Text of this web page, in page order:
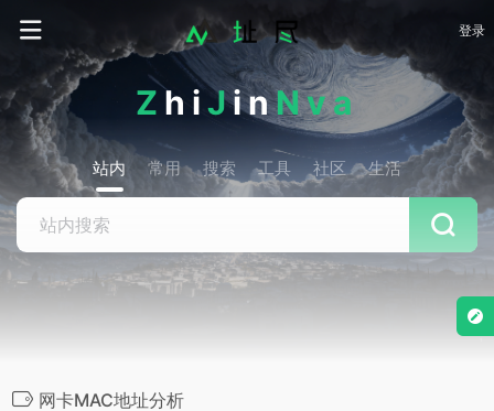
登录
ZhiJinNva
站内 常用 搜索 工具 社区 生活
网卡MAC地址分析